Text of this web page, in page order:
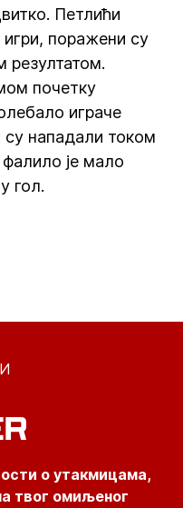
Петлићи
игри, поражени су
резултатом.
почетку
играче
су нападали током
је мало
гол.
о утакмицама,
твог омиљеног